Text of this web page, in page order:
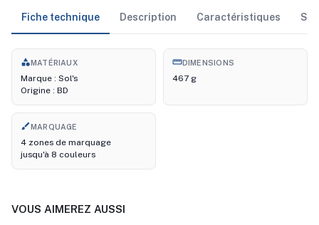
Fiche technique Description Caractéristiques
categoryMATÉRIAUX
Marque : Sol's
Origine : BD
straightenDIMENSIONS
467 g
brushMARQUAGE
4 zones de marquage
jusqu'à 8 couleurs
VOUS AIMEREZ AUSSI